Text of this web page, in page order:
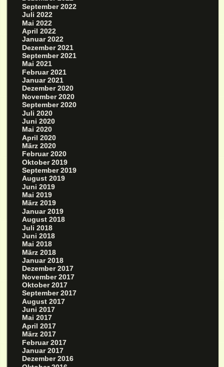
September 2022
Juli 2022
Mai 2022
April 2022
Januar 2022
Dezember 2021
September 2021
Mai 2021
Februar 2021
Januar 2021
Dezember 2020
November 2020
September 2020
Juli 2020
Juni 2020
Mai 2020
April 2020
März 2020
Februar 2020
Oktober 2019
September 2019
August 2019
Juni 2019
Mai 2019
März 2019
Januar 2019
August 2018
Juli 2018
Juni 2018
Mai 2018
März 2018
Januar 2018
Dezember 2017
November 2017
Oktober 2017
September 2017
August 2017
Juni 2017
Mai 2017
April 2017
März 2017
Februar 2017
Januar 2017
Dezember 2016